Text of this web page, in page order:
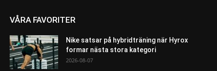
VÅRA FAVORITER
Nike satsar på hybridträning när Hyrox
formar nästa stora kategori
2026-08-07